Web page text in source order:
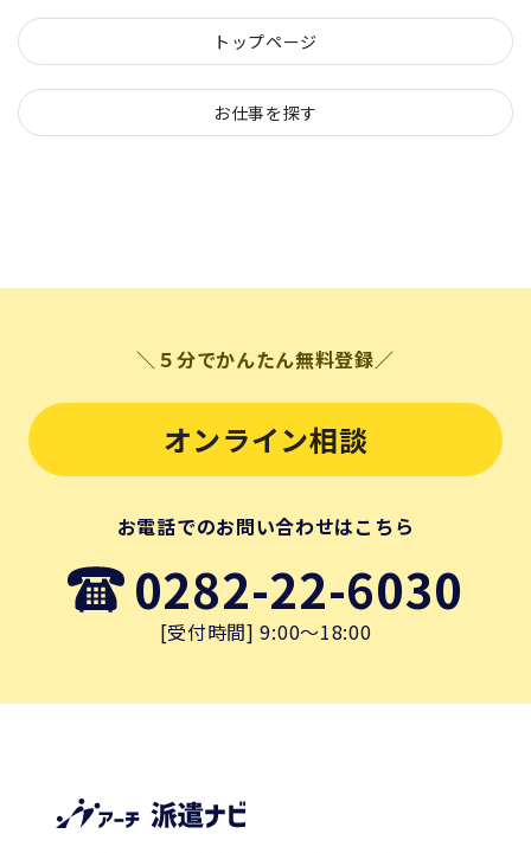
トップページ
お仕事を探す
＼５分でかんたん無料登録／
オンライン相談
お電話でのお問い合わせはこちら
0282-22-6030
[受付時間] 9:00～18:00